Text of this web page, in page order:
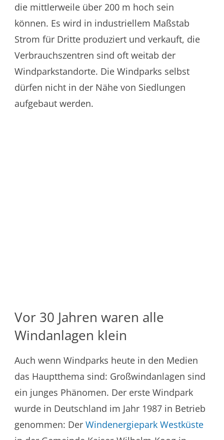
die mittlerweile über 200 m hoch sein
können. Es wird in industriellem Maßstab
Strom für Dritte produziert und verkauft, die
Verbrauchszentren sind oft weitab der
Windparkstandorte. Die Windparks selbst
dürfen nicht in der Nähe von Siedlungen
aufgebaut werden.
Vor 30 Jahren waren alle
Windanlagen klein
Auch wenn Windparks heute in den Medien
das Hauptthema sind: Großwindanlagen sind
ein junges Phänomen. Der erste Windpark
wurde in Deutschland im Jahr 1987 in Betrieb
genommen: Der Windenergiepark Westküste